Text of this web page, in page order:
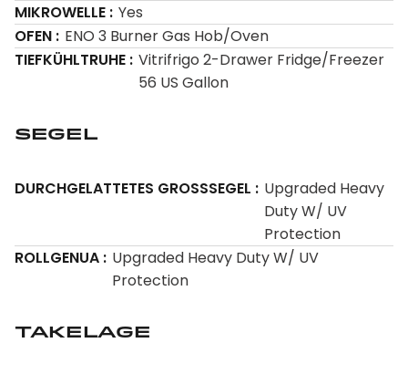
MIKROWELLE
Yes
OFEN
ENO 3 Burner Gas Hob/Oven
TIEFKÜHLTRUHE
Vitrifrigo 2-Drawer Fridge/Freezer
56 US Gallon
Segel
DURCHGELATTETES GROSSSEGEL
Upgraded Heavy
Duty W/ UV
Protection
ROLLGENUA
Upgraded Heavy Duty W/ UV
Protection
Takelage